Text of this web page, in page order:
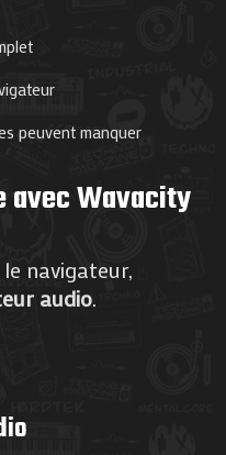
peuvent manquer
avec Wavacity
navigateur,
audio.